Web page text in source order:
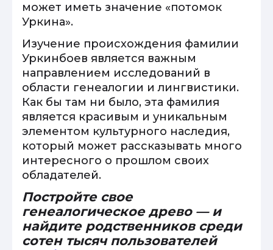
может иметь значение «потомок
Уркина».
Изучение происхождения фамилии
Уркинбоев является важным
направлением исследований в
области генеалогии и лингвистики.
Как бы там ни было, эта фамилия
является красивым и уникальным
элементом культурного наследия,
который может рассказывать много
интересного о прошлом своих
обладателей.
Постройте свое
генеалогическое древо — и
найдите родственников среди
сотен тысяч пользователей